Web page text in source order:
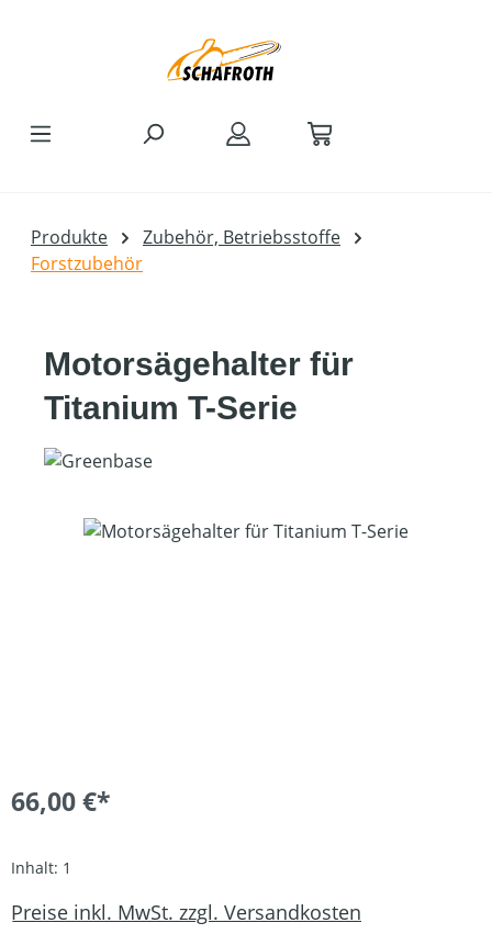
Produkte
Zubehör, Betriebsstoffe
Forstzubehör
Motorsägehalter für
Titanium T-Serie
Bildergalerie überspringen
66,00 €*
Inhalt: 1
Preise inkl. MwSt. zzgl. Versandkosten